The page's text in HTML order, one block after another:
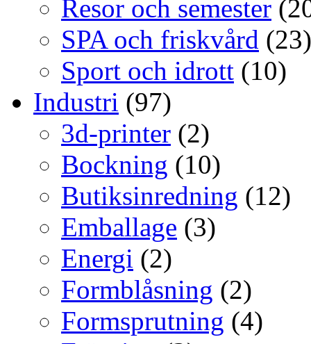
Resor och semester
SPA och friskvård (23)
Sport och idrott (10)
Industri (97)
3d-printer (2)
Bockning (10)
Butiksinredning (12)
Emballage (3)
Energi (2)
Formblåsning (2)
Formsprutning (4)